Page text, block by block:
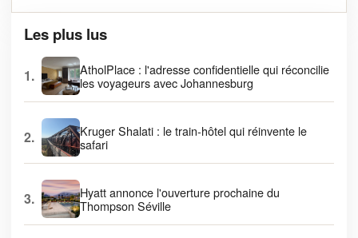
Les plus lus
1.
AtholPlace : l'adresse confidentielle qui réconcilie
les voyageurs avec Johannesburg
2.
Kruger Shalati : le train-hôtel qui réinvente le
safari
3.
Hyatt annonce l'ouverture prochaine du
Thompson Séville